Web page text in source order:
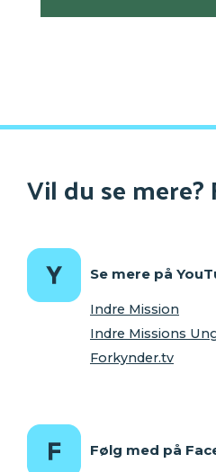
Vil du se
Se mere på
Indre Mission
Indre Missions
Forkynder.tv
Følg med på